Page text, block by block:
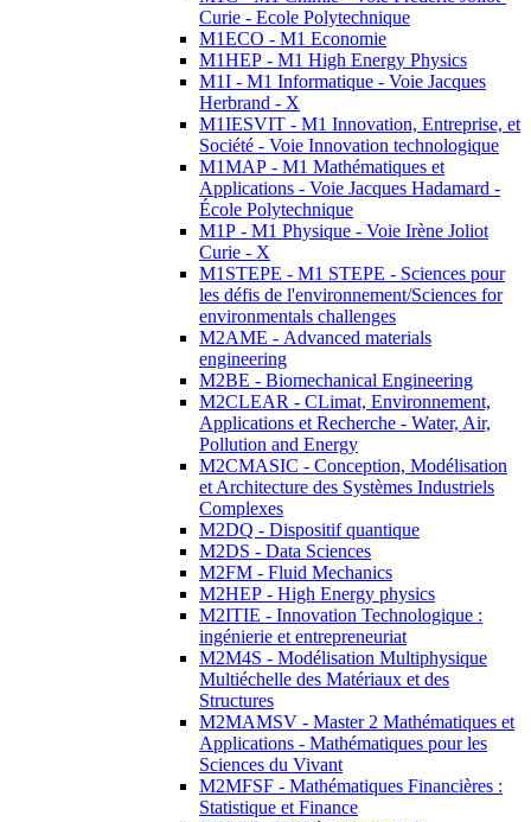
Curie - Ecole Polytechnique
M1ECO - M1 Economie
M1HEP - M1 High Energy Physics
M1I - M1 Informatique - Voie Jacques
Herbrand - X
M1IESVIT - M1 Innovation, Entreprise, et
Société - Voie Innovation technologique
M1MAP - M1 Mathématiques et
Applications - Voie Jacques Hadamard -
École Polytechnique
M1P - M1 Physique - Voie Irène Joliot
Curie - X
M1STEPE - M1 STEPE - Sciences pour
les défis de l'environnement/Sciences for
environmentals challenges
M2AME - Advanced materials
engineering
M2BE - Biomechanical Engineering
M2CLEAR - CLimat, Environnement,
Applications et Recherche - Water, Air,
Pollution and Energy
M2CMASIC - Conception, Modélisation
et Architecture des Systèmes Industriels
Complexes
M2DQ - Dispositif quantique
M2DS - Data Sciences
M2FM - Fluid Mechanics
M2HEP - High Energy physics
M2ITIE - Innovation Technologique :
ingénierie et entrepreneuriat
M2M4S - Modélisation Multiphysique
Multiéchelle des Matériaux et des
Structures
M2MAMSV - Master 2 Mathématiques et
Applications - Mathématiques pour les
Sciences du Vivant
M2MFSF - Mathématiques Financières :
Statistique et Finance